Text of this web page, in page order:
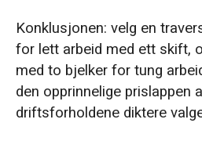
Konklusjonen: velg en
for lett arbeid med ett skift,
med to bjelker for tung
den opprinnelige prislappen
driftsforholdene diktere